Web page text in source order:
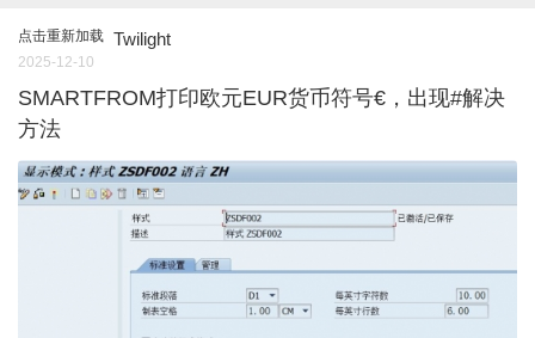
点击重新加载 Twilight
2025-12-10
SMARTFROM打印欧元EUR货币符号€，出现#解决
方法